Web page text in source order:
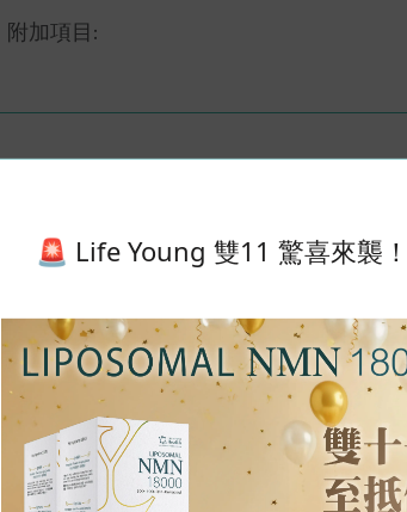
附加項目:
🚨 Life Young 雙11 驚喜來襲